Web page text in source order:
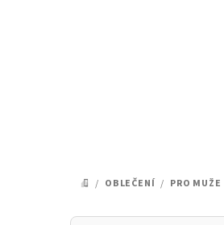
DOMŮ
/ OBLEČENÍ / PRO MUŽE